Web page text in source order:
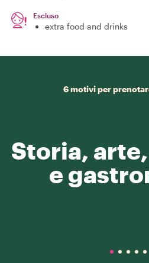
Escluso
extra food and drinks
6 motivi per
Storia,
e